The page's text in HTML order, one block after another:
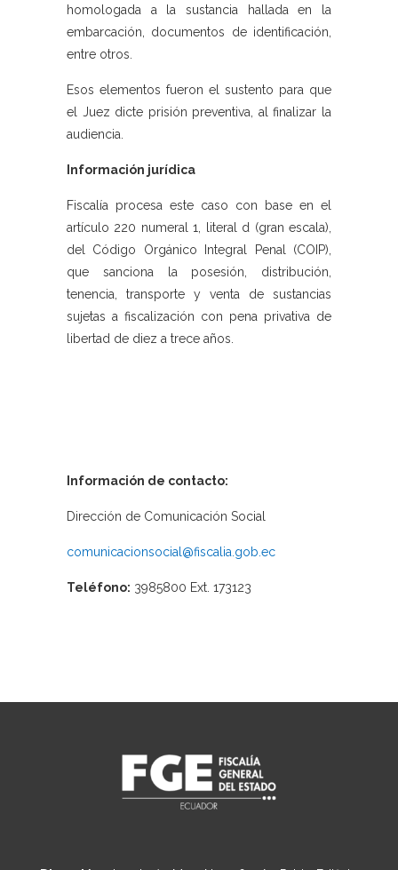
homologada a la sustancia hallada en la
embarcación, documentos de identificación,
entre otros.
Esos elementos fueron el sustento para que
el Juez dicte prisión preventiva, al finalizar la
audiencia.
Información jurídica
Fiscalía procesa este caso con base en el
artículo 220 numeral 1, literal d (gran escala),
del Código Orgánico Integral Penal (COIP),
que sanciona la posesión, distribución,
tenencia, transporte y venta de sustancias
sujetas a fiscalización con pena privativa de
libertad de diez a trece años.
Información de contacto:
Dirección de Comunicación Social
comunicacionsocial@fiscalia.gob.ec
Teléfono: 3985800 Ext. 173123